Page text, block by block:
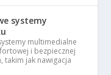
systemy
multimedialne
i bezpiecznej
jak nawigacja